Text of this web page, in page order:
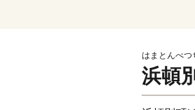
はまとんべつ
浜頓